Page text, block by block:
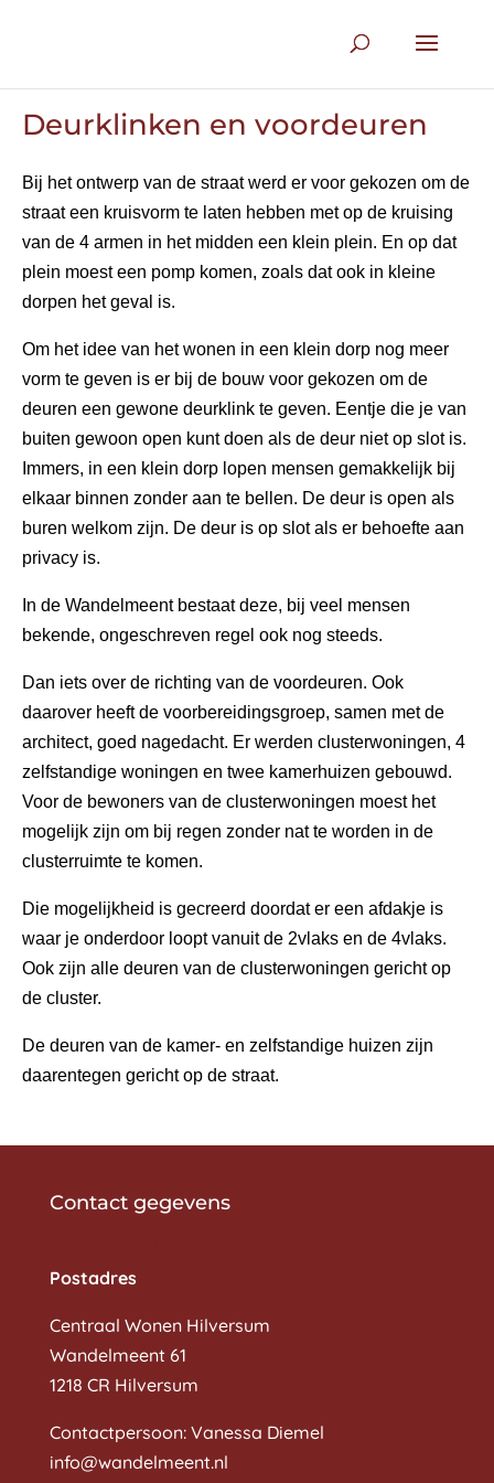
Deurklinken en voordeuren
Bij het ontwerp van de straat werd er voor gekozen om de
straat een kruisvorm te laten hebben met op de kruising
van de 4 armen in het midden een klein plein. En op dat
plein moest een pomp komen, zoals dat ook in kleine
dorpen het geval is.
Om het idee van het wonen in een klein dorp nog meer
vorm te geven is er bij de bouw voor gekozen om de
deuren een gewone deurklink te geven. Eentje die je van
buiten gewoon open kunt doen als de deur niet op slot is.
Immers, in een klein dorp lopen mensen gemakkelijk bij
elkaar binnen zonder aan te bellen. De deur is open als
buren welkom zijn. De deur is op slot als er behoefte aan
privacy is.
In de Wandelmeent bestaat deze, bij veel mensen
bekende, ongeschreven regel ook nog steeds.
Dan iets over de richting van de voordeuren. Ook
daarover heeft de voorbereidingsgroep, samen met de
architect, goed nagedacht. Er werden clusterwoningen, 4
zelfstandige woningen en twee kamerhuizen gebouwd.
Voor de bewoners van de clusterwoningen moest het
mogelijk zijn om bij regen zonder nat te worden in de
clusterruimte te komen.
Die mogelijkheid is gecreerd doordat er een afdakje is
waar je onderdoor loopt vanuit de 2vlaks en de 4vlaks.
Ook zijn alle deuren van de clusterwoningen gericht op
de cluster.
De deuren van de kamer- en zelfstandige huizen zijn
daarentegen gericht op de straat.
Contact gegevens
Postadres
Centraal Wonen Hilversum
Wandelmeent 61
1218 CR Hilversum
Contactpersoon: Vanessa Diemel
info@wandelmeent.nl